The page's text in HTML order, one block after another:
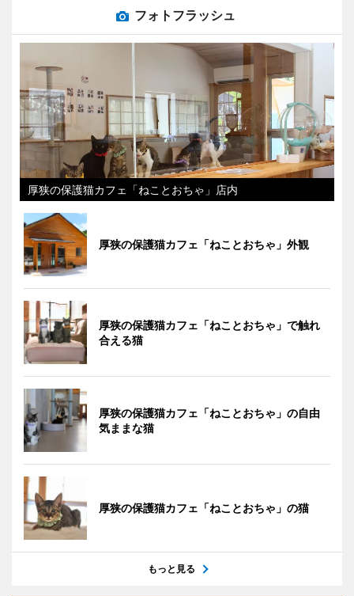
フォトフラッシュ
厚狭の保護猫カフェ「ねことおちゃ」店内
厚狭の保護猫カフェ「ねことおちゃ」外観
厚狭の保護猫カフェ「ねことおちゃ」で触れ
合える猫
厚狭の保護猫カフェ「ねことおちゃ」の自由
気ままな猫
厚狭の保護猫カフェ「ねことおちゃ」の猫
もっと見る